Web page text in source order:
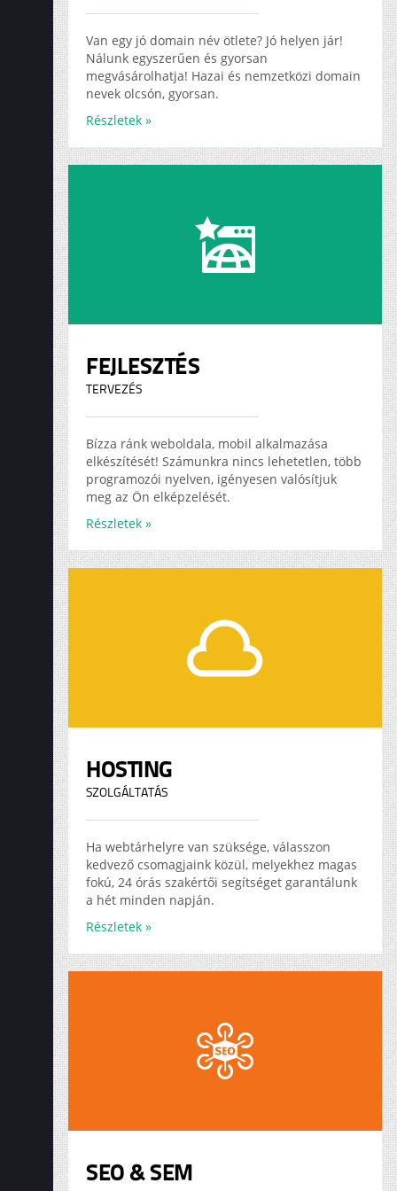
Van egy jó domain név ötlete? Jó helyen jár!
Nálunk egyszerűen és gyorsan
megvásárolhatja! Hazai és nemzetközi domain
nevek olcsón, gyorsan.
Részletek »
FEJLESZTÉS
TERVEZÉS
Bízza ránk weboldala, mobil alkalmazása
elkészítését! Számunkra nincs lehetetlen, több
programozói nyelven, igényesen valósítjuk
meg az Ön elképzelését.
Részletek »
HOSTING
SZOLGÁLTATÁS
Ha webtárhelyre van szüksége, válasszon
kedvező csomagjaink közül, melyekhez magas
fokú, 24 órás szakértői segítséget garantálunk
a hét minden napján.
Részletek »
SEO & SEM